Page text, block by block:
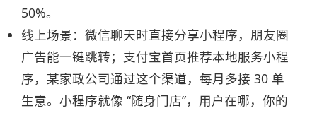
50%。​
线上场景：微信聊天时直接分享小程序，朋友圈
广告能一键跳转；支付宝首页推荐本地服务小程
序，某家政公司通过这个渠道，每月多接 30 单
生意。小程序就像 “随身门店”，用户在哪，你的